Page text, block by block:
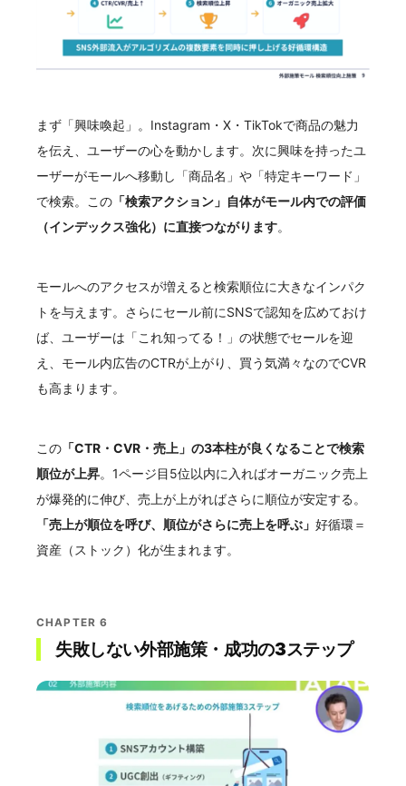
まず「興味喚起」。Instagram・X・TikTokで商品の魅力
を伝え、ユーザーの心を動かします。次に興味を持ったユ
ーザーがモールへ移動し「商品名」や「特定キーワード」
で検索。この「検索アクション」自体がモール内での評価
（インデックス強化）に直接つながります。
モールへのアクセスが増えると検索順位に大きなインパク
トを与えます。さらにセール前にSNSで認知を広めておけ
ば、ユーザーは「これ知ってる！」の状態でセールを迎
え、モール内広告のCTRが上がり、買う気満々なのでCVR
も高まります。
この「CTR・CVR・売上」の3本柱が良くなることで検索
順位が上昇。1ページ目5位以内に入ればオーガニック売上
が爆発的に伸び、売上が上がればさらに順位が安定する。
「売上が順位を呼び、順位がさらに売上を呼ぶ」 好循環＝
資産（ストック）化が生まれます。
CHAPTER 6
失敗しない外部施策・成功の3ステップ